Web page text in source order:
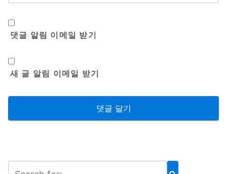
댓글 알림 이메일 받기
새 글 알림 이메일 받기